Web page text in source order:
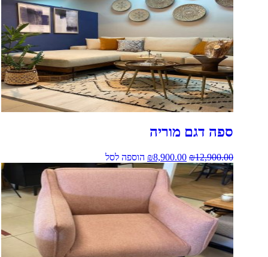
ספה דגם מוריה
₪12,900.00
₪8,900.00 הוספה לסל